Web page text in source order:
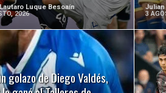
Luque Besoaín
2026
Julian
3
golazo de Diego Valdés,
LEER MÁS